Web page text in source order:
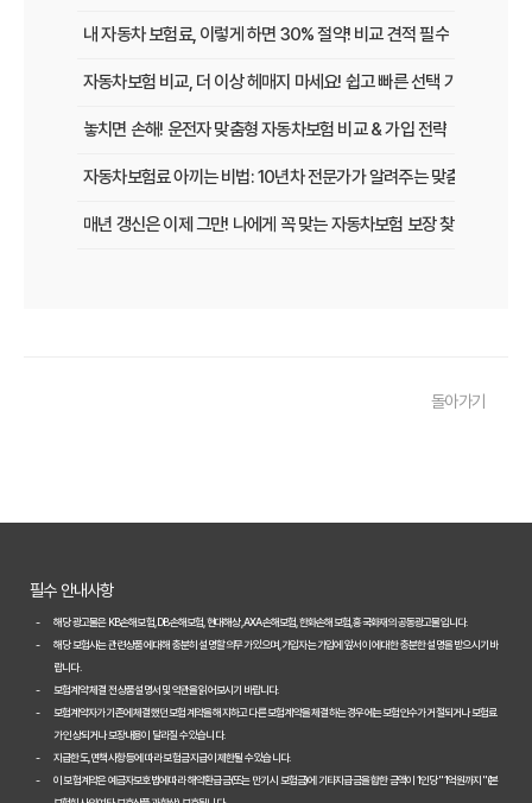
내 자동차 보험료, 이렇게 하면 30% 절약! 비교 견적 필수
자동차보험 비교, 더 이상 헤매지 마세요! 쉽고 빠른 선택 가이드
놓치면 손해! 운전자 맞춤형 자동차보험 비교 & 가입 전략
자동차보험료 아끼는 비법: 10년차 전문가가 알려주는 맞춤형 설계 전
매년 갱신은 이제 그만! 나에게 꼭 맞는 자동차보험 보장 찾는 법
놓치면 후회! 자동차보험 가입 전 반드시 알아야 할 핵심 정보
놓치면 손해! 2026년 자동차보험 비교, 이것만은 꼭 확인하세요
2026년 자동차보험 현명하게 비교하는 3가지 핵심 전략
2026년 자동차보험 현명하게 비교하는 3가지 방법
자동차보험료 100만원 절약, 숨겨진 꿀팁 대방출
자동차보험, 다이렉트로 저렴하게 가입하는 비법 공개
돌아가기
필수 안내사항
해당 광고물은 KB손해보험, DB손해보험, 현대해상, AXA손해보험, 한화손해보험, 흥국화재의 공동광고물입니다.
해당 보험사는 관련 상품에 대해 충분히 설명할 의무가 있으며, 가입자는 가입에 앞서 이에 대한 충분한 설명을 받으시기 바
랍니다.
보험계약 체결 전 상품설명서 및 약관을 읽어보시기 바랍니다.
보험계약자가 기존에 체결했던 보험계약을 해지하고 다른 보험계약을 체결하는 경우에는 보험인수가 거절되거나 보험료
가 인상되거나 보장내용이 달라질 수 있습니다.
지급한도, 면책사항 등에 따라 보험금 지급이 제한될 수 있습니다.
이 보험계약은 예금자보호법에 따라 해약환급금(또는 만기 시 보험금)에 기타지급금을 합한 금액이 1인당 "1억원까지"(본